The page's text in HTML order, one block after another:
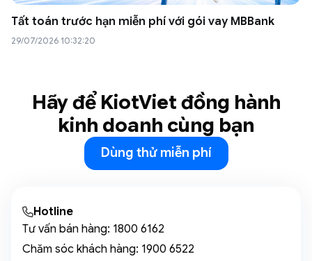
Tất toán trước hạn miễn phí với gói vay MBBank
29/07/2026 10:32:20
Hãy để KiotViet đồng hành
kinh doanh cùng bạn
Dùng thử miễn phí
Hotline
Tư vấn bán hàng: 1800 6162
Chăm sóc khách hàng: 1900 6522